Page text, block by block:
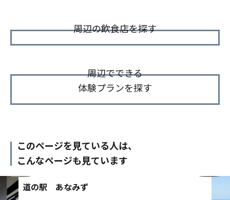
周辺の飲食店を探す
周辺でできる
体験プランを探す
このページを見ている人は、
こんなページも見ています
道の駅 あなみず